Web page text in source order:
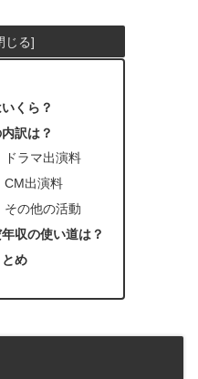
くら？
訳は？
ラマ出演料
出演料
の他の活動
収の使い道は？
め